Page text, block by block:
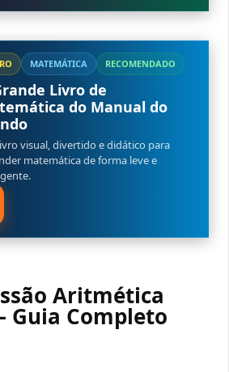
MATEMÁTICA RECOMENDADO
Livro de
do Manual do
visual, divertido e didático para
matemática de forma leve e
Aritmética
Guia Completo